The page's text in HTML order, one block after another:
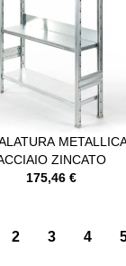
ZINCATO
175,46 €
Attualmente stai
2
Pagina
3
Pagina
4